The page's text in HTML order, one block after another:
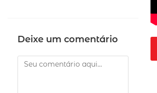
Deixe um comentário